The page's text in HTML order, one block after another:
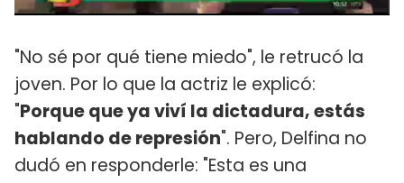
"No sé por qué tiene miedo", le retrucó la
joven. Por lo que la actriz le explicó:
"Porque que ya viví la dictadura, estás
hablando de represión". Pero, Delfina no
dudó en responderle: "Esta es una